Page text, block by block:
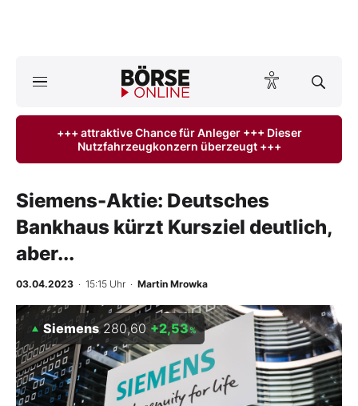
ktuelle Ausgabe BÖRSE ONLINE lesen
Finanz-Check
BO-Musterdepots
Experten
Mein B:O
+++ attraktive Chance für Anleger +++ Dieser
Nutzfahrzeugkonzern überzeugt +++
Siemens-Aktie: Deutsches
Bankhaus kürzt Kursziel deutlich,
aber...
03.04.2023 · 15:15 Uhr · Martin Mrowka
Siemens 280,60 +2,53%